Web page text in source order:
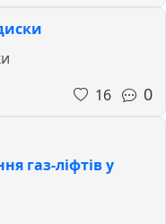
16
0
газ-ліфтів у